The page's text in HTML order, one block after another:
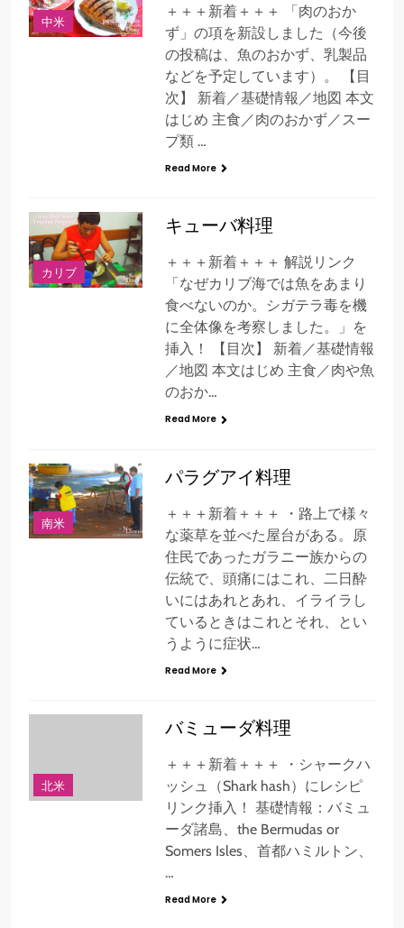
中米
＋＋＋新着＋＋＋ 「肉のおか
ず」の項を新設しました（今後
の投稿は、魚のおかず、乳製品
などを予定しています）。 【目
次】 新着／基礎情報／地図 本文
はじめ 主食／肉のおかず／スー
プ類 …
Read More
カリブ
キューバ料理
＋＋＋新着＋＋＋ 解説リンク
「なぜカリブ海では魚をあまり
食べないのか。シガテラ毒を機
に全体像を考察しました。」を
挿入！ 【目次】 新着／基礎情報
／地図 本文はじめ 主食／肉や魚
のおか…
Read More
南米
パラグアイ料理
＋＋＋新着＋＋＋ ・路上で様々
な薬草を並べた屋台がある。原
住民であったガラニー族からの
伝統で、頭痛にはこれ、二日酔
いにはあれとあれ、イライラし
ているときはこれとそれ、とい
うように症状…
Read More
北米
バミューダ料理
＋＋＋新着＋＋＋ ・シャークハ
ッシュ（Shark hash）にレシピ
リンク挿入！ 基礎情報：バミュ
ーダ諸島、the Bermudas or
Somers Isles、首都ハミルトン、
…
Read More